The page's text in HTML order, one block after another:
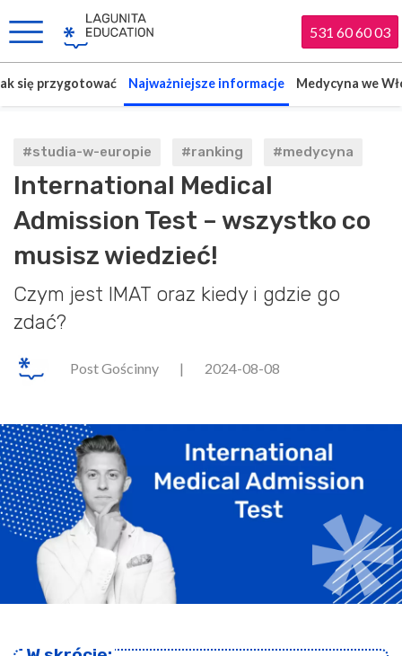
531 60 60 03
się przygotować Najważniejsze informacje Medycyna we
#studia-w-europie #ranking #medycyna
International Medical
Admission Test – wszystko co
musisz wiedzieć!
Czym jest IMAT oraz kiedy i gdzie go
zdać?
Post Gościnny | 2024-08-08